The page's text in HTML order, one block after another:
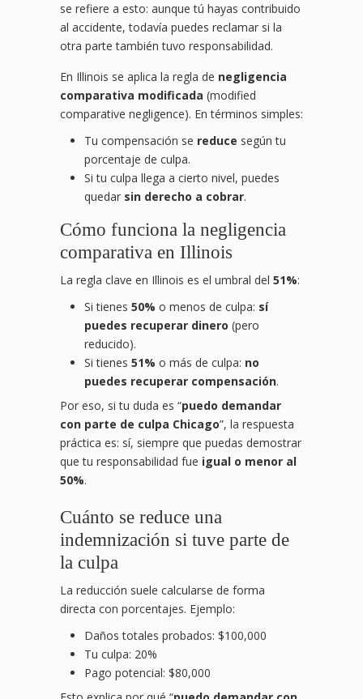
se refiere a esto: aunque tú hayas contribuido
al accidente, todavía puedes reclamar si la
otra parte también tuvo responsabilidad.
En Illinois se aplica la regla de negligencia
comparativa modificada (modified
comparative negligence). En términos simples:
Tu compensación se reduce según tu
porcentaje de culpa.
Si tu culpa llega a cierto nivel, puedes
quedar sin derecho a cobrar.
Cómo funciona la negligencia
comparativa en Illinois
La regla clave en Illinois es el umbral del 51%:
Si tienes 50% o menos de culpa: sí
puedes recuperar dinero (pero
reducido).
Si tienes 51% o más de culpa: no
puedes recuperar compensación.
Por eso, si tu duda es “puedo demandar
con parte de culpa Chicago”, la respuesta
práctica es: sí, siempre que puedas demostrar
que tu responsabilidad fue igual o menor al
50%.
Cuánto se reduce una
indemnización si tuve parte de
la culpa
La reducción suele calcularse de forma
directa con porcentajes. Ejemplo:
Daños totales probados: $100,000
Tu culpa: 20%
Pago potencial: $80,000